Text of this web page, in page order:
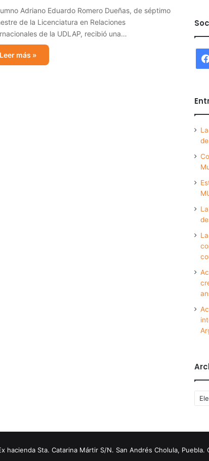
Adriano Eduardo Romero Dueñas, de séptimo
de la Licenciatura en Relaciones
de la UDLAP, recibió una…
Leer más »
Sta. Catarina Mártir S/N. San Andrés Cholula, Puebla.